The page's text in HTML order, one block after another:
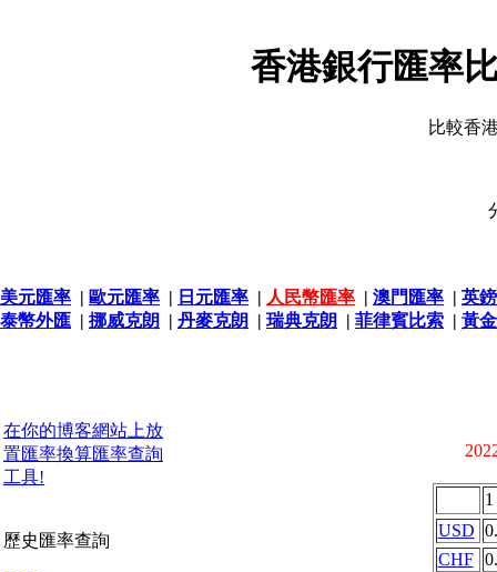
香港銀行匯率
比較香
美元匯率 | 歐元匯率 | 日元匯率 | 人民幣匯率 | 澳門匯率 | 英
泰幣外匯 | 挪威克朗 | 丹麥克朗 | 瑞典克朗 | 菲律賓比索 | 黃
在你的博客網站上放
置匯率換算匯率查詢
工具!
歷史匯率查詢
1
USD
CHF